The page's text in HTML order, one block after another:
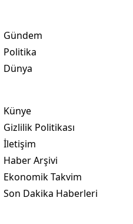
Gündem
Politika
Dünya
Künye
Gizlilik Politikası
İletişim
Haber Arşivi
Ekonomik Takvim
Son Dakika Haberleri